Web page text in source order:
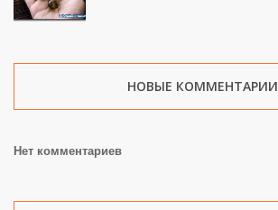
НОВЫЕ КОММЕНТАРИИ
Нет комментариев